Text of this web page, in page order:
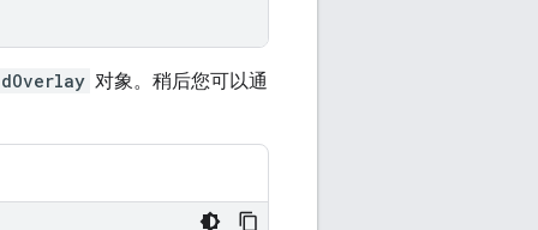
对象。稍后您可以通